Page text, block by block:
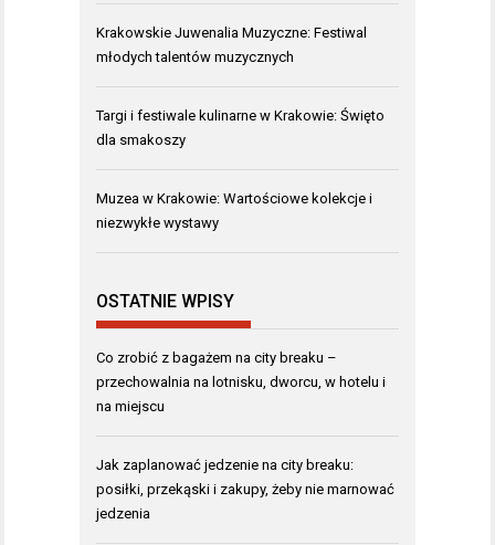
Krakowskie Juwenalia Muzyczne: Festiwal
młodych talentów muzycznych
Targi i festiwale kulinarne w Krakowie: Święto
dla smakoszy
Muzea w Krakowie: Wartościowe kolekcje i
niezwykłe wystawy
OSTATNIE WPISY
Co zrobić z bagażem na city breaku –
przechowalnia na lotnisku, dworcu, w hotelu i
na miejscu
Jak zaplanować jedzenie na city breaku:
posiłki, przekąski i zakupy, żeby nie marnować
jedzenia